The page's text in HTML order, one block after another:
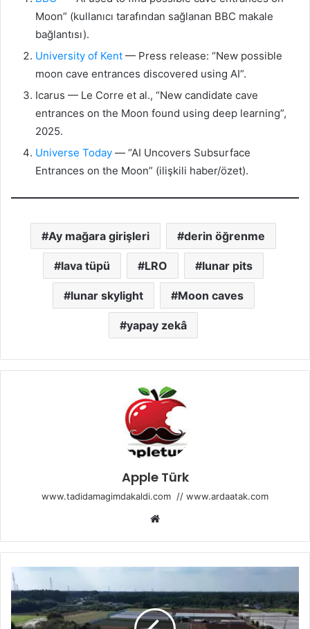
Moon” (kullanıcı tarafından sağlanan BBC makale
bağlantısı).
University of Kent — Press release: “New possible
moon cave entrances discovered using AI”.
Icarus — Le Corre et al., “New candidate cave
entrances on the Moon found using deep learning”,
2025.
Universe Today — “AI Uncovers Subsurface
Entrances on the Moon” (ilişkili haber/özet).
Ay mağara girişleri derin öğrenme
lava tüpü LRO lunar pits
lunar skylight Moon caves
yapay zekâ
Apple Türk
www.tadidamagimdakaldi.com // www.ardaatak.com
Web